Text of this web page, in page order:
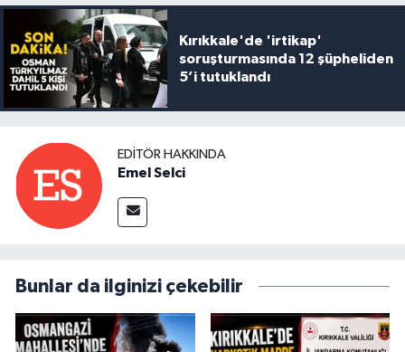
Kırıkkale'de 'irtikap'
soruşturmasında 12 şüpheliden
5’i tutuklandı
EDITÖR HAKKINDA
Emel Selci
Bunlar da ilginizi çekebilir